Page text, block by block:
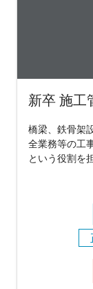
新卒 施工
橋梁、鉄骨架
全業務等の工
という役割を